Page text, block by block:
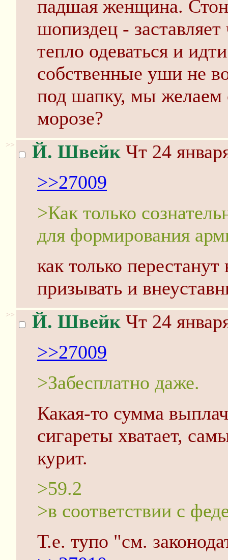
падшая женщина.
шопиздец - заставляет
тепло одеваться и
собственные уши не
под шапку, мы желаем
морозе?
>> Й. Швейк Чт 24
>>27009
>Как только
для формирования
как только
призывать и
>> Й. Швейк Чт 24
>>27009
>Забесплатно даже.
Какая-то сумма
сигареты хватает,
курит.
>59.2
>в соответствии с
Т.е. тупо "см.